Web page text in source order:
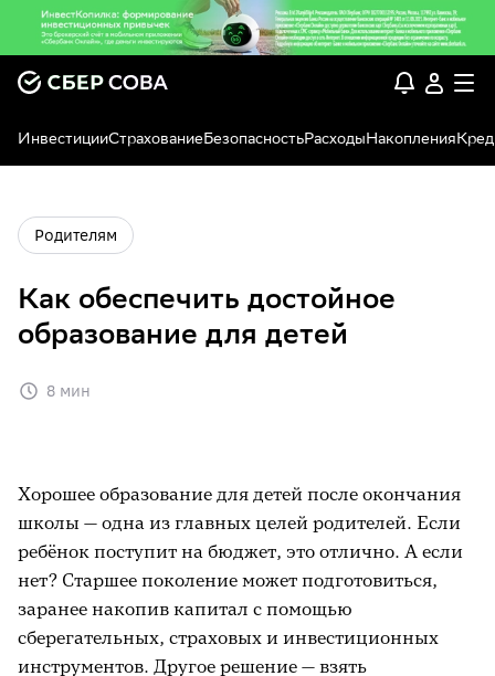
ИнвестицииСтрахованиеБезопасностьРасходыНакопления
Родителям
Как обеспечить достойное
образование для детей
8 мин
Хорошее образование для детей после окончания
школы — одна из главных целей родителей. Если
ребёнок поступит на бюджет, это отлично. А если
нет? Старшее поколение может подготовиться,
заранее накопив капитал с помощью
сберегательных, страховых и инвестиционных
инструментов. Другое решение — взять